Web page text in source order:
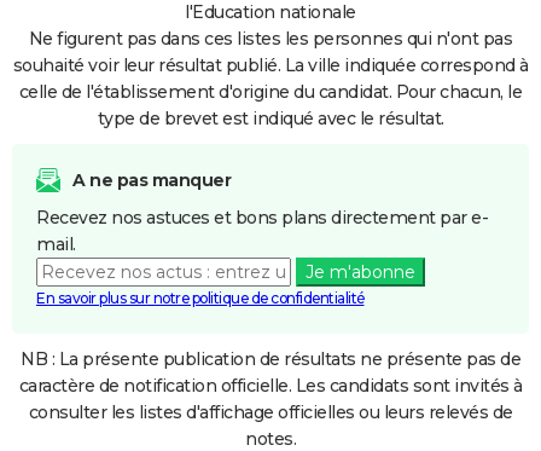
l'Education nationale
Ne figurent pas dans ces listes les personnes qui n'ont pas
souhaité voir leur résultat publié. La ville indiquée correspond à
celle de l'établissement d'origine du candidat. Pour chacun, le
type de brevet est indiqué avec le résultat.
A ne pas manquer
Recevez nos astuces et bons plans directement par e-
mail.
Je m'abonne
En savoir plus sur notre politique de confidentialité
NB : La présente publication de résultats ne présente pas de
caractère de notification officielle. Les candidats sont invités à
consulter les listes d'affichage officielles ou leurs relevés de
notes.